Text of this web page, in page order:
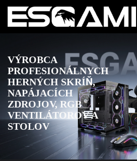
VÝROBCA
PROFESIONÁLNYCH
HERNÝCH SKRÍŇ,
NAPÁJACÍCH
ZDROJOV, RGB
VENTILÁTOROV A
STOLOV